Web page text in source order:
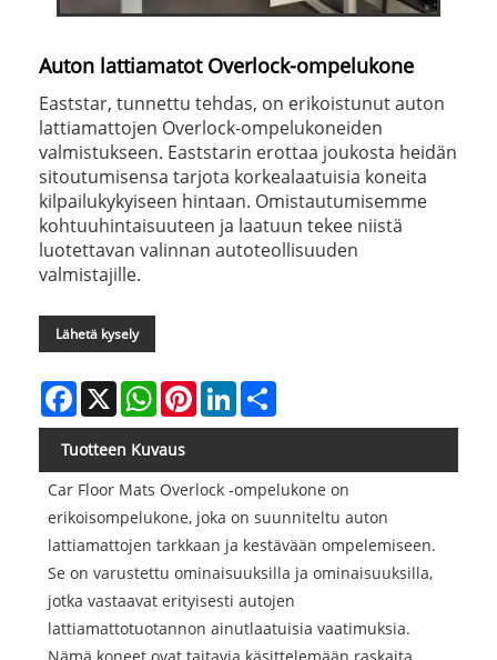
Auton lattiamatot Overlock-ompelukone
Eaststar, tunnettu tehdas, on erikoistunut auton
lattiamattojen Overlock-ompelukoneiden
valmistukseen. Eaststarin erottaa joukosta heidän
sitoutumisensa tarjota korkealaatuisia koneita
kilpailukykyiseen hintaan. Omistautumisemme
kohtuuhintaisuuteen ja laatuun tekee niistä
luotettavan valinnan autoteollisuuden
valmistajille.
Lähetä kysely
Facebook
X WhatsAppPinterestLinkedIn
Tuotteen Kuvaus
Car Floor Mats Overlock -ompelukone on
erikoisompelukone, joka on suunniteltu auton
lattiamattojen tarkkaan ja kestävään ompelemiseen.
Se on varustettu ominaisuuksilla ja ominaisuuksilla,
jotka vastaavat erityisesti autojen
lattiamattotuotannon ainutlaatuisia vaatimuksia.